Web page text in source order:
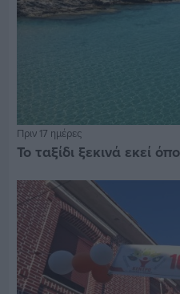
Πριν 17 ημέρες
Το ταξίδι ξεκινά εκεί